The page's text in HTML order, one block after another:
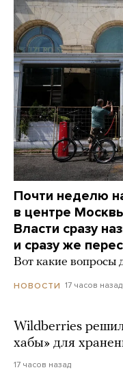
Почти неделю
в центре
Власти сразу
и сразу же
Вот какие вопросы
НОВОСТИ 17 часов назад
Wildberries
хабы» для
17 часов назад